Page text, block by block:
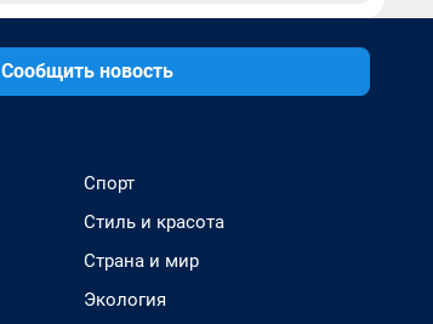
Сообщить новость
Спорт
Стиль и красота
Страна и мир
Экология